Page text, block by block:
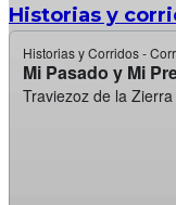
Historias y